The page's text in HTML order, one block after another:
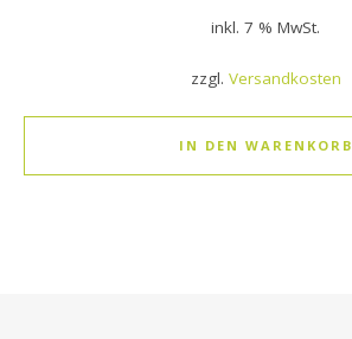
inkl. 7 % MwSt.
zzgl. Versandkosten
IN DEN WARENKORB